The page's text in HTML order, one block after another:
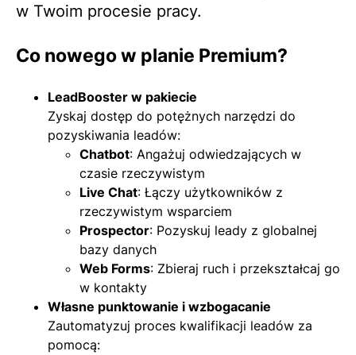
w Twoim procesie pracy.
Co nowego w planie Premium?
LeadBooster w pakiecie
Zyskaj dostęp do potężnych narzędzi do
pozyskiwania leadów:
Chatbot: Angażuj odwiedzających w
czasie rzeczywistym
Live Chat: Łączy użytkowników z
rzeczywistym wsparciem
Prospector: Pozyskuj leady z globalnej
bazy danych
Web Forms: Zbieraj ruch i przekształcaj go
w kontakty
Własne punktowanie i wzbogacanie
Zautomatyzuj proces kwalifikacji leadów za
pomocą: